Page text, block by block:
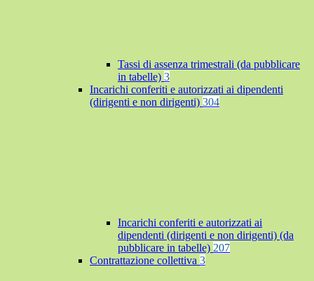
Tassi di assenza trimestrali (da pubblicare
in tabelle) 3
Incarichi conferiti e autorizzati ai dipendenti
(dirigenti e non dirigenti) 304
Incarichi conferiti e autorizzati ai
dipendenti (dirigenti e non dirigenti) (da
pubblicare in tabelle) 207
Contrattazione collettiva 3